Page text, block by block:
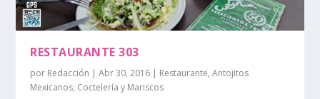
RESTAURANTE 303
por Redacción |Abr 30, 2016 | Restaurante,Antojitos
Mexicanos, Coctelería y Mariscos